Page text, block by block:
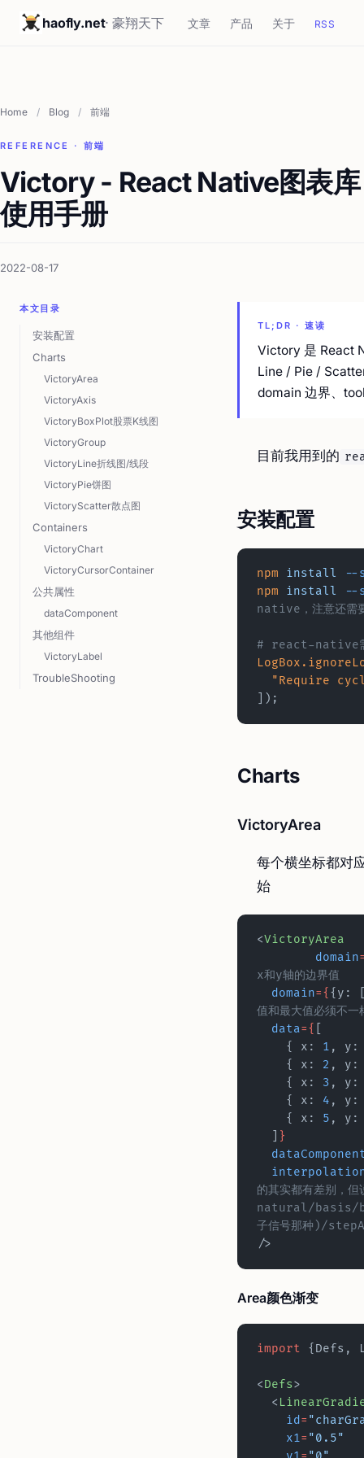
haofly.net· 豪翔天下 文章 产品 关于 RSS
Home / Blog / 前端
REFERENCE · 前端
Victory - React Native图表库
使用手册
2022-08-17
本文目录
安装配置
Charts
VictoryArea
VictoryAxis
VictoryBoxPlot股票K线图
VictoryGroup
VictoryLine折线图/线段
VictoryPie饼图
VictoryScatter散点图
Containers
VictoryChart
VictoryCursorContainer
公共属性
dataComponent
其他组件
VictoryLabel
TroubleShooting
TL;DR · 速读
Victory 是 React
Line / Pie /
domain 边界、
目前我用到的
安装配置
npm install
--
npm install
--
native，注意还
# react-native需
"Require
]);
Charts
VictoryArea
每个横坐标都对
始
<VictoryArea
	domain
x和y轴的边界值
  domain
={ {y:
值和最大值必须不
  data
={
    { x:
1 ,
    { x:
2 ,
    { x:
3 ,
    { x:
4 ,
    { x:
5 ,
}
的其实都有差别，
natural/basis/
子信号那种)/
/>
Area颜色渐变
import {Defs,
<Defs>
  <
    id
=
    x1
= "0.5"